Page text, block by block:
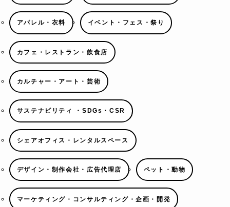
アパレル・衣料 イベント・フェス・祭り
カフェ・レストラン・飲食店
カルチャー・アート・芸術
サステナビリティ ・SDGs・CSR
シェアオフィス・レンタルスペース
デザイン・制作会社・広告代理店 ペット・動物
マーケティング・コンサルティング・企画・開発